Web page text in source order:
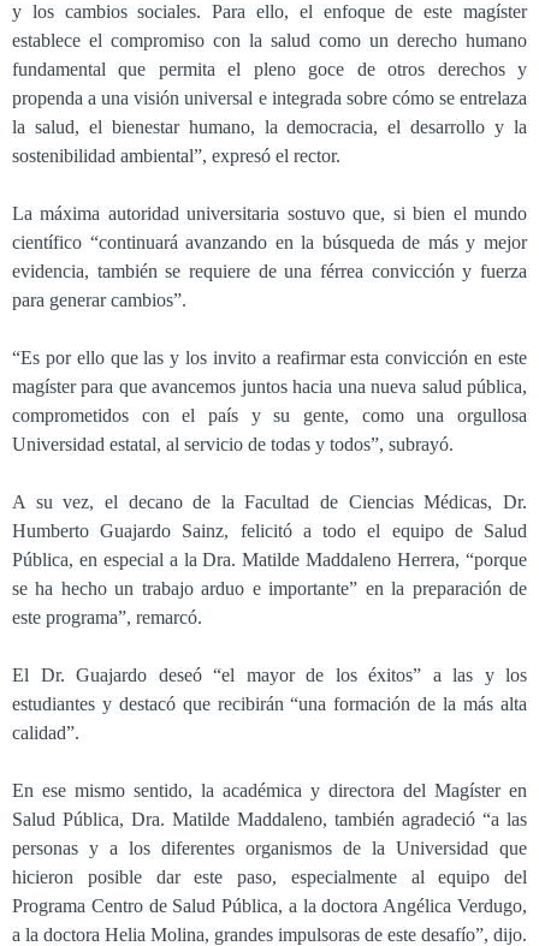
y los cambios sociales. Para ello, el enfoque de este magíster
establece el compromiso con la salud como un derecho humano
fundamental que permita el pleno goce de otros derechos y
propenda a una visión universal e integrada sobre cómo se entrelaza
la salud, el bienestar humano, la democracia, el desarrollo y la
sostenibilidad ambiental”, expresó el rector.
La máxima autoridad universitaria sostuvo que, si bien el mundo
científico “continuará avanzando en la búsqueda de más y mejor
evidencia, también se requiere de una férrea convicción y fuerza
para generar cambios”.
“Es por ello que las y los invito a reafirmar esta convicción en este
magíster para que avancemos juntos hacia una nueva salud pública,
comprometidos con el país y su gente, como una orgullosa
Universidad estatal, al servicio de todas y todos”, subrayó.
A su vez, el decano de la Facultad de Ciencias Médicas, Dr.
Humberto Guajardo Sainz, felicitó a todo el equipo de Salud
Pública, en especial a la Dra. Matilde Maddaleno Herrera, “porque
se ha hecho un trabajo arduo e importante” en la preparación de
este programa”, remarcó.
El Dr. Guajardo deseó “el mayor de los éxitos” a las y los
estudiantes y destacó que recibirán “una formación de la más alta
calidad”.
En ese mismo sentido, la académica y directora del Magíster en
Salud Pública, Dra. Matilde Maddaleno, también agradeció “a las
personas y a los diferentes organismos de la Universidad que
hicieron posible dar este paso, especialmente al equipo del
Programa Centro de Salud Pública, a la doctora Angélica Verdugo,
a la doctora Helia Molina, grandes impulsoras de este desafío”, dijo.